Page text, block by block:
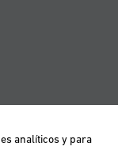
analíticos y para